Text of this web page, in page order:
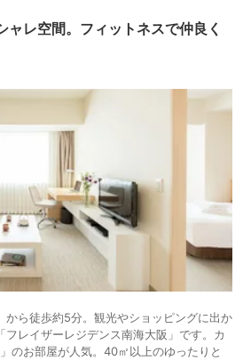
18,352円〜 20,800円〜
アパート
icotto
ビジネス
2,700円〜
icotto
ャレ空間。フィットネスで仲良く
から徒歩約5分。観光やショッピングに出か
フレイザーレジデンス南海大阪」です。カ
のお部屋が人気。40㎡以上のゆったりと